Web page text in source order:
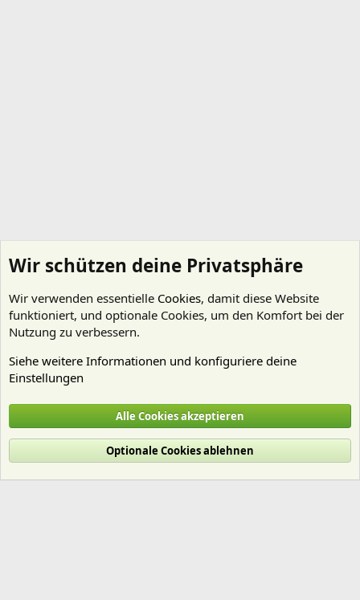
Cookies
Deutsch (Du)
Nutzungsbedingungen
Datenschutz Hilfe und Impressum
R
Wir schützen deine Privatsphäre
Wir verwenden essentielle Cookies, damit diese Website
funktioniert, und optionale Cookies, um den Komfort bei der
Nutzung zu verbessern.
Siehe weitere Informationen und konfiguriere deine
Einstellungen
Alle Cookies akzeptieren
Optionale Cookies ablehnen